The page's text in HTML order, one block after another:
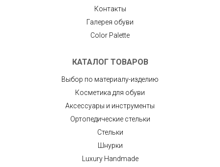
Контакты
Галерея обуви
Color Palette
КАТАЛОГ ТОВАРОВ
Выбор по материалу-изделию
Косметика для обуви
Аксессуары и инструменты
Ортопедические стельки
Стельки
Шнурки
Luxury Handmade